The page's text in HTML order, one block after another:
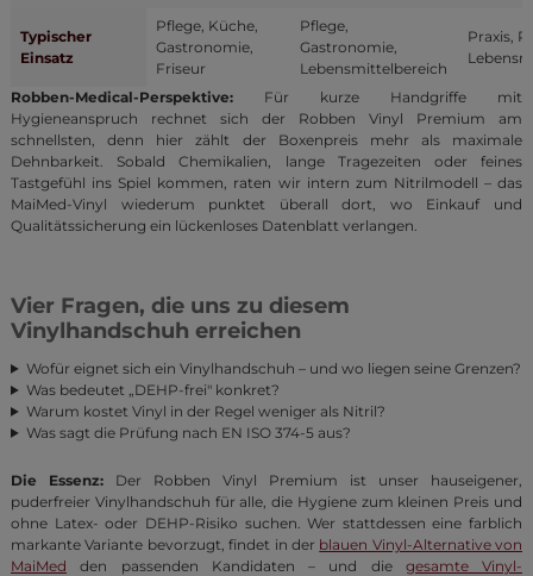
Typischer
Einsatz
Pflege, Küche,
Gastronomie,
Friseur
Pflege,
Gastronomie,
Lebensmittelbereich
Praxis,
Robben-Medical-Perspektive: Für kurze Handgriffe mit
Hygieneanspruch rechnet sich der Robben Vinyl Premium am
schnellsten, denn hier zählt der Boxenpreis mehr als maximale
Dehnbarkeit. Sobald Chemikalien, lange Tragezeiten oder feines
Tastgefühl ins Spiel kommen, raten wir intern zum Nitrilmodell – das
MaiMed-Vinyl wiederum punktet überall dort, wo Einkauf und
Qualitätssicherung ein lückenloses Datenblatt verlangen.
Vier Fragen, die uns zu diesem
Vinylhandschuh erreichen
Wofür eignet sich ein Vinylhandschuh – und wo liegen seine Grenzen?
Was bedeutet „DEHP-frei" konkret?
Warum kostet Vinyl in der Regel weniger als Nitril?
Was sagt die Prüfung nach EN ISO 374-5 aus?
Die Essenz: Der Robben Vinyl Premium ist unser hauseigener,
puderfreier Vinylhandschuh für alle, die Hygiene zum kleinen Preis und
ohne Latex- oder DEHP-Risiko suchen. Wer stattdessen eine farblich
markante Variante bevorzugt, findet in der blauen Vinyl-Alternative von
MaiMed den passenden Kandidaten – und die gesamte Vinyl-